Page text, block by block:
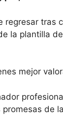
regresar tras
la plantilla
mejor
de